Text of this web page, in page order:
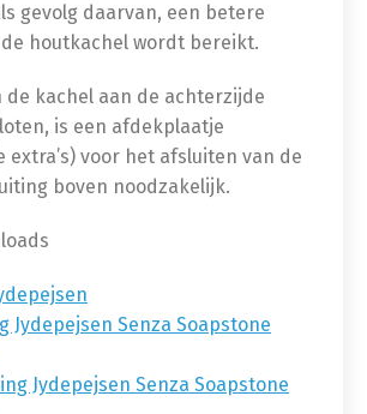
gevolg daarvan, een betere
houtkachel wordt bereikt.
de kachel aan de achterzijde
is een afdekplaatje
extra’s) voor het afsluiten van de
boven noodzakelijk.
Jydepejsen Senza Soapstone
Jydepejsen Senza Soapstone